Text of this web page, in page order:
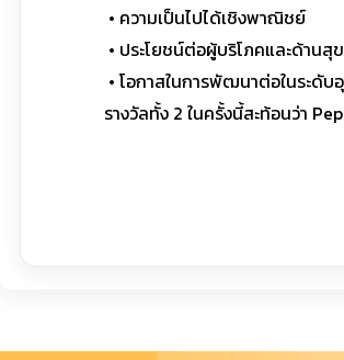
• ความเป็นไปได้เชิงพาณิชย์
• ประโยชน์ต่อผู้บริโภคและด้านสุ
• โอกาสในการพัฒนาต่อในระดับ
รางวัลทั้ง 2 ในครั้งนี้สะท้อนว่า